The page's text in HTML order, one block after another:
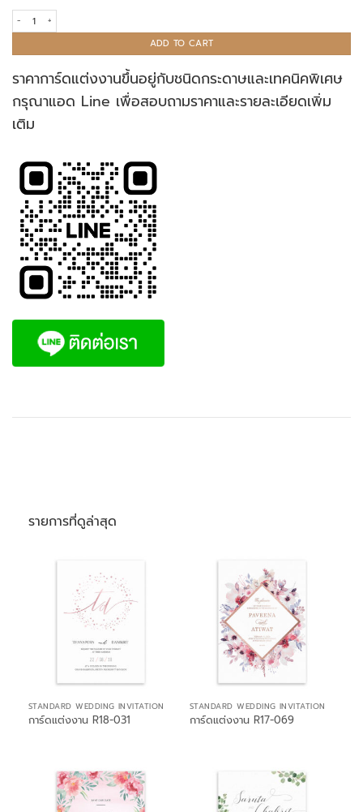
การ์ดแต่งงาน R20-011 quantity
ADD TO CART
ราคาการ์ดแต่งงานขึ้นอยู่กับชนิดกระดาษและเทคนิคพิเศษ
กรุณาแอด Line เพื่อสอบถามราคาและรายละเอียดเพิ่ม
เติม
รายการที่ดูล่าสุด
STANDARD WEDDING INVITATION
การ์ดแต่งงาน R18-031
STANDARD WEDDING INVITATION
การ์ดแต่งงาน R17-069